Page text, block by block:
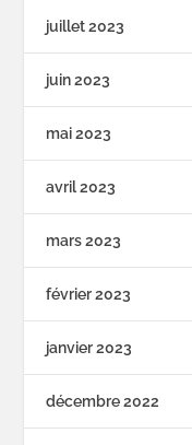
juillet 2023
juin 2023
mai 2023
avril 2023
mars 2023
février 2023
janvier 2023
décembre 2022